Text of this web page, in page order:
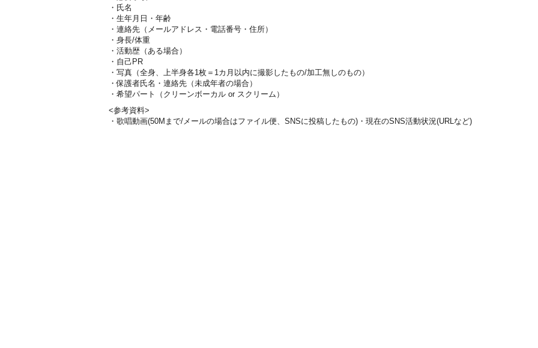
・氏名
・生年月日・年齢
・連絡先（メールアドレス・電話番号・住所）
・身長/体重
・活動歴（ある場合）
・自己PR
・写真（全身、上半身各1枚＝1カ月以内に撮影したもの/加工無しのもの）
・保護者氏名・連絡先（未成年者の場合）
・希望パート（クリーンボーカル or スクリーム）
<参考資料>
・歌唱動画(50Mまで/メールの場合はファイル便、SNSに投稿したもの)・現在のSNS活動状況(URLなど)